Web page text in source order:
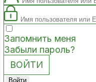
Запомнить меня
Забыли пароль?